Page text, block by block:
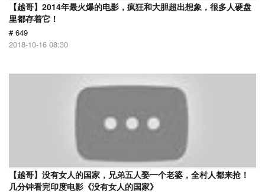
【越哥】2014年最火爆的电影，疯狂和大胆超出想象，很多人硬盘
里都存着它！
# 649
2018-10-16 08:30
【越哥】没有女人的国家，兄弟五人娶一个老婆，全村人都来抢！
几分钟看完印度电影《没有女人的国家》